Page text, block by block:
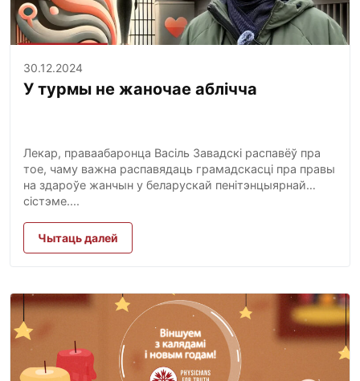
30.12.2024
У турмы не жаночае аблічча
Лекар, праваабаронца Васіль Завадскі распавёў пра
тое, чаму важна распавядаць грамадскасці пра правы
на здароўе жанчын у беларускай пенітэнцыярнай
сістэме....
Чытаць далей